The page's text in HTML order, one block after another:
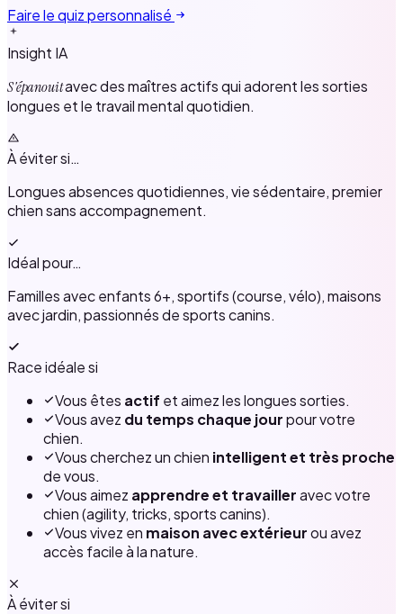
Faire le quiz personnalisé
Insight IA
S'épanouitavec des maîtres actifs qui adorent les sorties
longues et le travail mental quotidien.
À éviter si…
Longues absences quotidiennes, vie sédentaire, premier
chien sans accompagnement.
Idéal pour…
Familles avec enfants 6+, sportifs (course, vélo), maisons
avec jardin, passionnés de sports canins.
Race idéale si
Vous êtes actif et aimez les longues sorties.
Vous avez du temps chaque jourpour votre
chien.
Vous cherchez un chien intelligent et très proche
de vous.
Vous aimez apprendre et travailleravec votre
chien (agility, tricks, sports canins).
Vous vivez en maison avec extérieurou avez
accès facile à la nature.
À éviter si